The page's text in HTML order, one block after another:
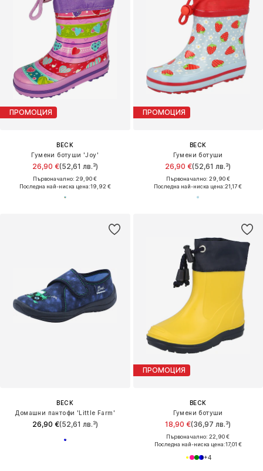
ПРОМОЦИЯ
BECK
Гумени ботуши 'Joy'
26,90 €(52,61 лв.³)
Първоначално: 29,90 €
Последна най-ниска цена:19,92 €
ПРОМОЦИЯ
BECK
Гумени ботуши
26,90 €(52,61 лв.³)
Първоначално: 29,90 €
Последна най-ниска цена:21,17 €
BECK
Домашни пантофи 'Little Farm'
26,90 €(52,61 лв.³)
ПРОМОЦИЯ
BECK
Гумени ботуши
18,90 €(36,97 лв.³)
Първоначално: 22,90 €
Последна най-ниска цена:17,01 €
+4